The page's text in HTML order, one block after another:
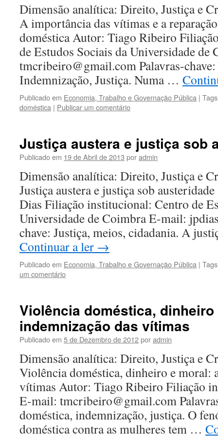
Dimensão analítica: Direito, Justiça e
A importância das vítimas e a
doméstica Autor: Tiago Ribeiro
de Estudos Sociais da Universidade
tmcribeiro@gmail.com Palavras-
Indemnização, Justiça. Numa …
Publicado em Economia, Trabalho e Governação Pública | Tags
doméstica | Publicar um comentário
Justiça austera e justiça sob
Publicado em 19 de Abril de 2013 poradmin
Dimensão analítica: Direito, Justiça e
Justiça austera e justiça sob
Dias Filiação institucional: Centro de
Universidade de Coimbra E-mail:
chave: Justiça, meios, cidadania. A
Continuar a ler →
Publicado em Economia, Trabalho e Governação Pública | Tags
um comentário
Violência doméstica,
indemnização das vítimas
Publicado em 5 de Dezembro de 2012poradmin
Dimensão analítica: Direito, Justiça e
Violência doméstica, dinheiro e moral:
vítimas Autor: Tiago Ribeiro Filiação
E-mail: tmcribeiro@gmail.com
doméstica, indemnização, justiça. O
doméstica contra as mulheres tem …